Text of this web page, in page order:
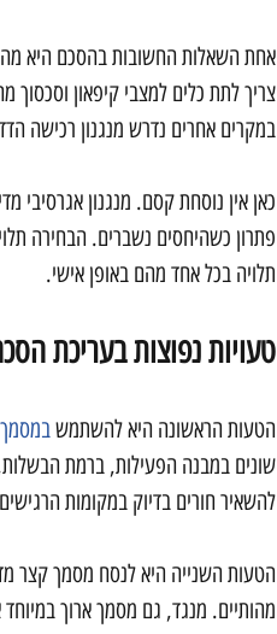
אחת השאלות החשובות בהסכם היא
צריך לתת כלים למצבי קיפאון וסכסוך
במקרים אחרים נדרש מנגנון רכישה
כאן אין נוסחת קסם. מנגנון אגרסיבי
פתרון כשהיחסים נשברים. הבחירה
תלויה בכל אחד מהם באופן אישי.
טעויות נפוצות בעריכת
הטעות הראשונה היא להשתמש במסמך
שונים במבנה הפעילות, ברמת
להשאיר חורים בדיוק במקומות
הטעות השנייה היא לנסח מסמך קצר
מהותיים. מנגד, גם מסמך ארוך